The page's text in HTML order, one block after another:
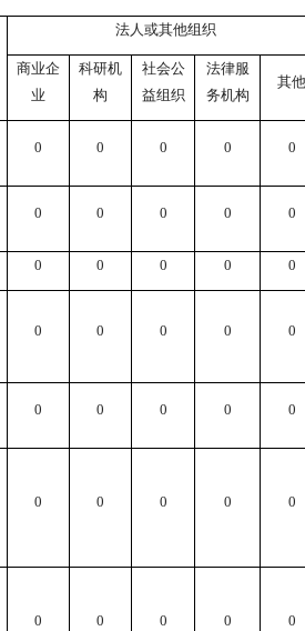
法人或其他组织
商业企
业
科研机
构
社会公
益组织
法律服
务机构
其他
0 0 0 0 0
0 0 0 0 0
0 0 0 0 0
0 0 0 0 0
0 0 0 0 0
0 0 0 0 0
0 0 0 0 0